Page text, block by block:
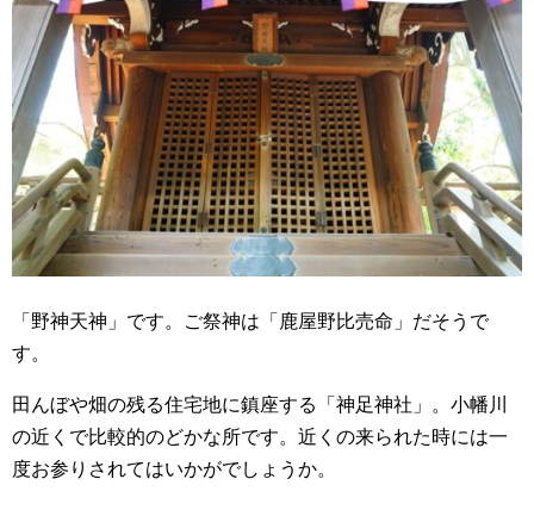
「野神天神」です。ご祭神は「鹿屋野比売命」だそうで
す。
田んぼや畑の残る住宅地に鎮座する「神足神社」。小幡川
の近くで比較的のどかな所です。近くの来られた時には一
度お参りされてはいかがでしょうか。